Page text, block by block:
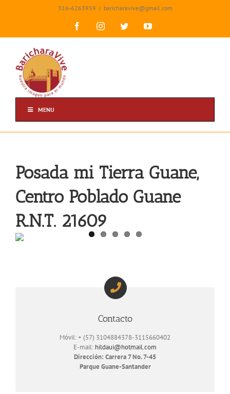
316-6263959 | baricharavive@gmail.com
FacebookInstagramTwitterYouTube
MENU
Posada mi Tierra Guane,
Centro Poblado Guane
R.N.T. 21609
Contacto
Móvil: + (57) 3104884378-3115660402
E-mail: hildaui@hotmail.com
Dirección: Carrera 7 No. 7-45
Parque Guane-Santander